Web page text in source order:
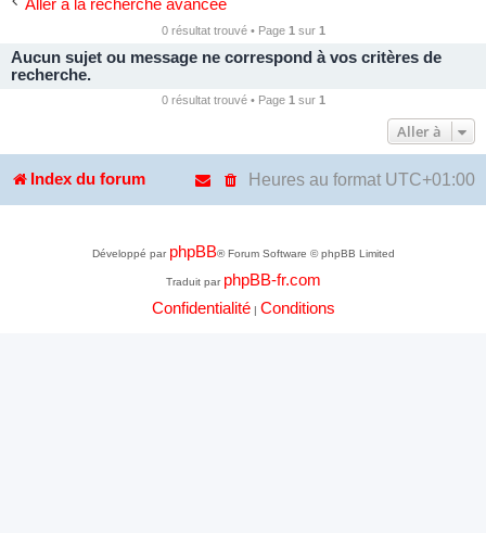
Aller à la recherche avancée
0 résultat trouvé • Page 1 sur 1
Aucun sujet ou message ne correspond à vos critères de
recherche.
0 résultat trouvé • Page 1 sur 1
Aller à
Index du forum Heures au format UTC+01:00
Développé par phpBB® Forum Software © phpBB Limited
Traduit par phpBB-fr.com
Confidentialité| Conditions